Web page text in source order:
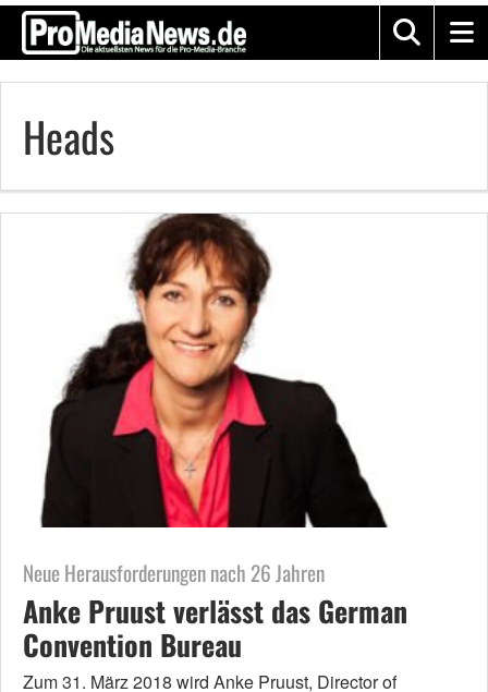
Heads
Neue Herausforderungen nach 26 Jahren
Anke Pruust verlässt das German
Convention Bureau
Zum 31. März 2018 wird Anke Pruust, Director of